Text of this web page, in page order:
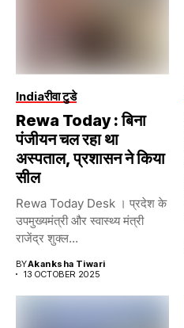
Indiaरीवा टुडे
Rewa Today : बिना
पंजीयन चल रहा था
अस्पताल, प्रशासन ने किया
सील
Rewa Today Desk । प्रदेश के
उपमुख्यमंत्री और स्वास्थ्य मंत्री
राजेंद्र शुक्ल...
BYAkanksha Tiwari
13 OCTOBER 2025